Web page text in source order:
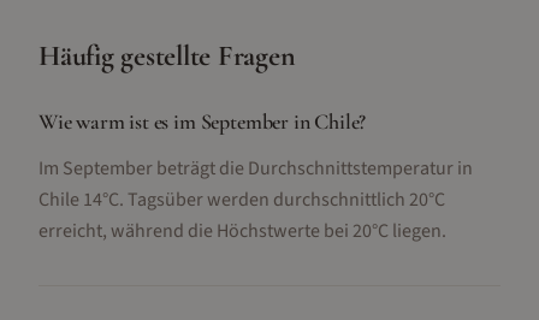
Häufig gestellte Fragen
Wie warm ist es im September in Chile?
Im September beträgt die Durchschnittstemperatur in
Chile 14°C. Tagsüber werden durchschnittlich 20°C
erreicht, während die Höchstwerte bei 20°C liegen.